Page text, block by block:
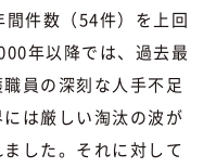
件数（54件）を上回
年以降では、過去最
員の深刻な人手不足
は厳しい淘汰の波が
した。それに対して